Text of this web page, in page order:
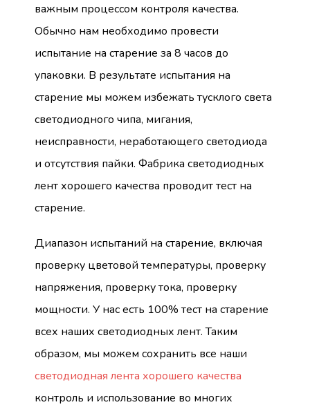
важным процессом контроля качества.
Обычно нам необходимо провести
испытание на старение за 8 часов до
упаковки. В результате испытания на
старение мы можем избежать тусклого света
светодиодного чипа, мигания,
неисправности, неработающего светодиода
и отсутствия пайки. Фабрика светодиодных
лент хорошего качества проводит тест на
старение.
Диапазон испытаний на старение, включая
проверку цветовой температуры, проверку
напряжения, проверку тока, проверку
мощности. У нас есть 100% тест на старение
всех наших светодиодных лент. Таким
образом, мы можем сохранить все наши
светодиодная лента хорошего качества
контроль и использование во многих